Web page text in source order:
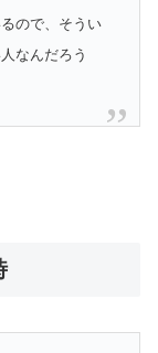
ので、そうい
なんだろう